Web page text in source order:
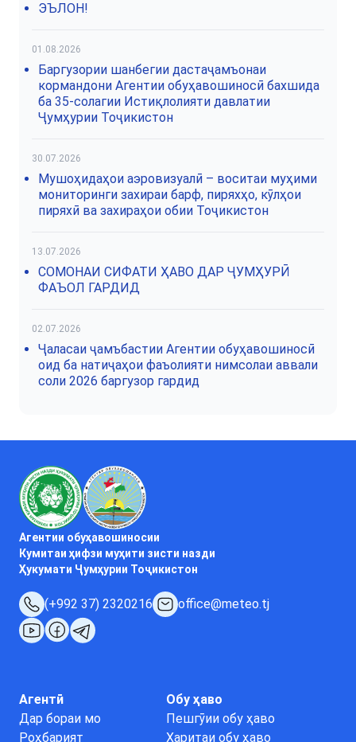
ЭЪЛОН!
01.08.2026
Баргузории шанбегии дастаҷамъонаи
кормандони Агентии обуҳавошиносӣ бахшида
ба 35-солагии Истиқлолияти давлатии
Ҷумҳурии Тоҷикистон
30.07.2026
Мушоҳидаҳои аэровизуалӣ – воситаи муҳими
мониторинги захираи барф, пиряхҳо, кӯлҳои
пиряхӣ ва захираҳои обии Тоҷикистон
13.07.2026
СОМОНАИ СИФАТИ ҲАВО ДАР ҶУМҲУРӢ
ФАЪОЛ ГАРДИД
02.07.2026
Ҷаласаи ҷамъбастии Агентии обуҳавошиносӣ
оид ба натиҷаҳои фаъолияти нимсолаи аввали
соли 2026 баргузор гардид
Агентии обуҳавошиносии
Кумитаи ҳифзи муҳити зисти назди
Ҳукумати Ҷумҳурии Тоҷикистон
(+992 37) 2320216 office@meteo.tj
Агентӣ
Дар бораи мо
Роҳбарият
Обу ҳаво
Пешгӯии обу ҳаво
Харитаи обу ҳаво